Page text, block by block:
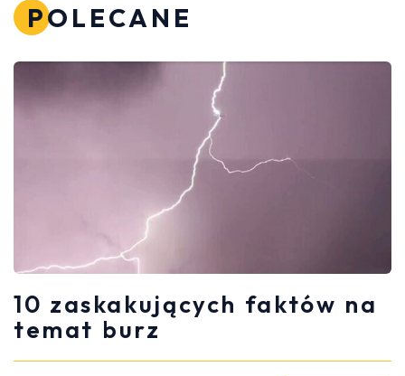
POLECANE
10 zaskakujących faktów na
temat burz